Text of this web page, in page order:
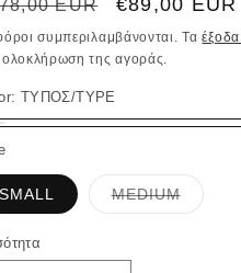
EUR
Τιμή
έκπτωσης
€89,00 EUR
συμπεριλαμβάνονται. Τα
ολοκλήρωση της αγοράς.
ΤΥΠΟΣ/TYPE
SMALL MEDIUMΗ